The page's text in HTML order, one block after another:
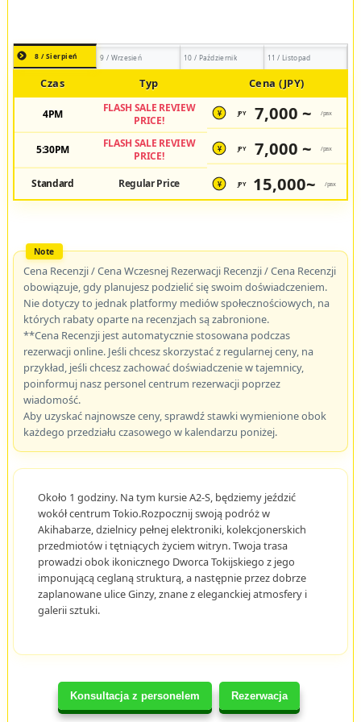
Konsultacja z personelem Rezerwacja
8 / Sierpień 9 / Wrzesień 10 / Październik 11 / Listopad
Czas Typ Cena (JPY)
4PM
FLASH SALE REVIEW
PRICE!
¥ JPY 7,000 ~ /pax
5:30PM
FLASH SALE REVIEW
PRICE!
¥ JPY 7,000 ~ /pax
Standard Regular Price ¥ JPY 15,000~ /pax
Cena Recenzji / Cena Wczesnej Rezerwacji Recenzji / Cena Recenzji
obowiązuje, gdy planujesz podzielić się swoim doświadczeniem.
Nie dotyczy to jednak platformy mediów społecznościowych, na
których rabaty oparte na recenzjach są zabronione.
**Cena Recenzji jest automatycznie stosowana podczas
rezerwacji online. Jeśli chcesz skorzystać z regularnej ceny, na
przykład, jeśli chcesz zachować doświadczenie w tajemnicy,
poinformuj nasz personel centrum rezerwacji poprzez
wiadomość.
Aby uzyskać najnowsze ceny, sprawdź stawki wymienione obok
każdego przedziału czasowego w kalendarzu poniżej.
Około 1 godziny. Na tym kursie A2-S, będziemy jeździć
wokół centrum Tokio.Rozpocznij swoją podróż w
Akihabarze, dzielnicy pełnej elektroniki, kolekcjonerskich
przedmiotów i tętniących życiem witryn. Twoja trasa
prowadzi obok ikonicznego Dworca Tokijskiego z jego
imponującą ceglaną strukturą, a następnie przez dobrze
zaplanowane ulice Ginzy, znane z eleganckiej atmosfery i
galerii sztuki.